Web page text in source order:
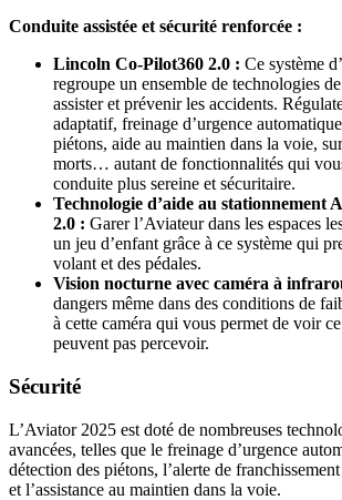
Conduite assistée et sécurité renforcée :
Lincoln Co-Pilot360 2.0 : Ce système
regroupe un ensemble de technologies
assister et prévenir les accidents.
adaptatif, freinage d’urgence
piétons, aide au maintien dans la voie,
morts… autant de fonctionnalités qui
conduite plus sereine et sécuritaire.
Technologie d’aide au stationnement
2.0 : Garer l’Aviateur dans les espaces
un jeu d’enfant grâce à ce système qui
volant et des pédales.
Vision nocturne avec caméra à
dangers même dans des conditions de
à cette caméra qui vous permet de voir
peuvent pas percevoir.
Sécurité
L’Aviator 2025 est doté de nombreuses
avancées, telles que le freinage d’urgence
détection des piétons, l’alerte de
et l’assistance au maintien dans la voie.